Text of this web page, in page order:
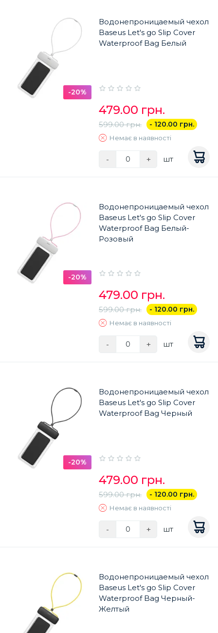
-20%
Водонепроницаемый чехол
Baseus Let's go Slip Cover
Waterproof Bag Белый
479.00 грн.
599.00 грн. - 120.00 грн.
Немає в наявності
- + шт
-20%
Водонепроницаемый чехол
Baseus Let's go Slip Cover
Waterproof Bag Белый-
Розовый
479.00 грн.
599.00 грн. - 120.00 грн.
Немає в наявності
- + шт
-20%
Водонепроницаемый чехол
Baseus Let's go Slip Cover
Waterproof Bag Черный
479.00 грн.
599.00 грн. - 120.00 грн.
Немає в наявності
- + шт
Водонепроницаемый чехол
Baseus Let's go Slip Cover
Waterproof Bag Черный-
Желтый